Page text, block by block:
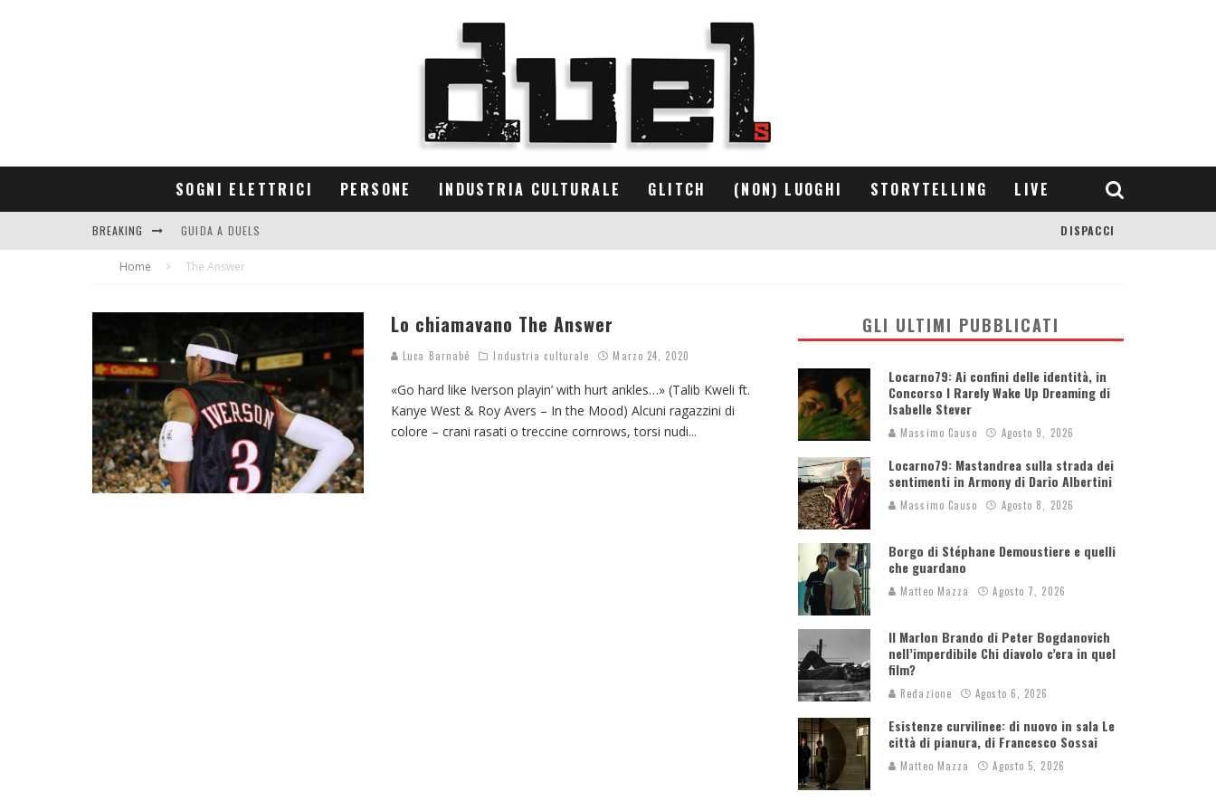
SOGNI ELETTRICI PERSONE INDUSTRIA CULTURALE GLITCH (NON) LUOGHI STORYTELLING LIVE
BREAKING GUIDA A DUELS
CONTRIBUTORS
DISPACCI
Home The Answer
Lo chiamavano The Answer
Luca Barnabé Industria culturale Marzo 24, 2020
«Go hard like Iverson playin’ with hurt ankles…» (Talib Kweli ft.
Kanye West & Roy Avers – In the Mood) Alcuni ragazzini di
colore – crani rasati o treccine cornrows, torsi nudi...
GLI ULTIMI PUBBLICATI
Locarno79: Ai confini delle identità, in
Concorso I Rarely Wake Up Dreaming di
Isabelle Stever
Massimo Causo Agosto 9, 2026
Locarno79: Mastandrea sulla strada dei
sentimenti in Armony di Dario Albertini
Massimo Causo Agosto 8, 2026
Borgo di Stéphane Demoustiere e quelli
che guardano
Matteo Mazza Agosto 7, 2026
Il Marlon Brando di Peter Bogdanovich
nell’imperdibile Chi diavolo c’era in quel
film?
Redazione Agosto 6, 2026
Esistenze curvilinee: di nuovo in sala Le
città di pianura, di Francesco Sossai
Matteo Mazza Agosto 5, 2026